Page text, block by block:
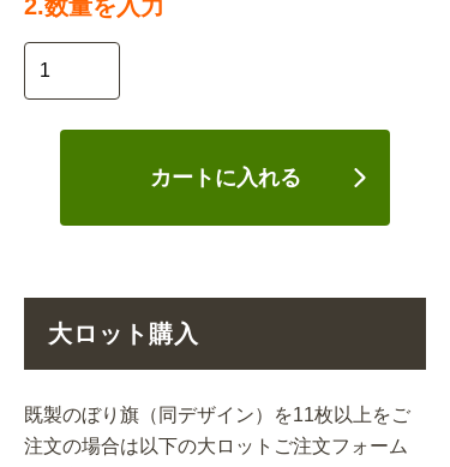
2.数量を入力
カートに入れる
大ロット購入
既製のぼり旗（同デザイン）を11枚以上をご
注文の場合は以下の大ロットご注文フォーム